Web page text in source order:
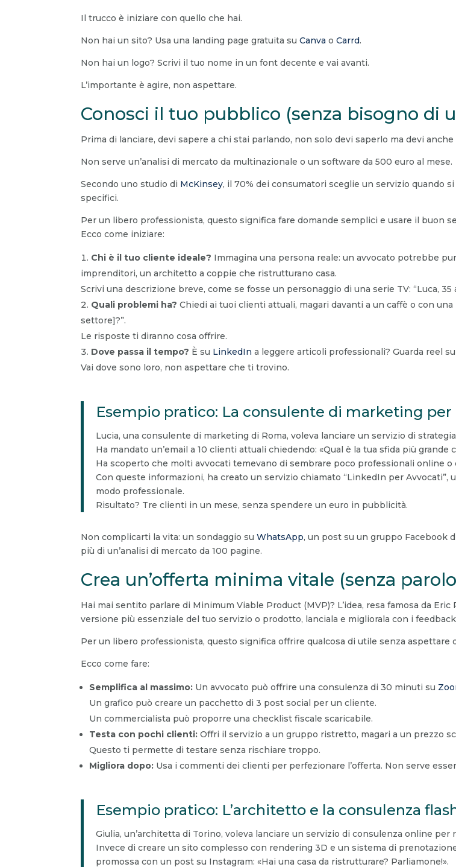
Il trucco è iniziare con quello che hai.
Non hai un sito? Usa una landing page gratuita suCanva oCarrd.
Non hai un logo? Scrivi il tuo nome in un font decente e vai avanti.
L’importante è agire, non aspettare.
Conosci il tuo pubblico (senza bisogno di
Prima di lanciare, devi sapere a chi stai parlando, non solo devi saperlo ma devi
Non serve un’analisi di mercato da multinazionale o un software da 500 euro al mese.
Secondo uno studio di McKinsey, il 70% dei consumatori sceglie un servizio quando
specifici.
Per un libero professionista, questo significa fare domande semplici e usare il buon
Ecco come iniziare:
Chi è il tuo cliente ideale? Immagina una persona reale: un avvocato potrebbe
imprenditori, un architetto a coppie che ristrutturano casa.
Scrivi una descrizione breve, come se fosse un personaggio di una serie TV: “Luca,
Quali problemi ha? Chiedi ai tuoi clienti attuali, magari davanti a un caffè o con
settore]?”.
Le risposte ti diranno cosa offrire.
Dove passa il tempo? È su LinkedIn a leggere articoli professionali? Guarda reel
Vai dove sono loro, non aspettare che ti trovino.
Esempio pratico: La consulente di marketing per
Lucia, una consulente di marketing di Roma, voleva lanciare un servizio di
Ha mandato un’email a 10 clienti attuali chiedendo: «Qual è la tua sfida più grande
Ha scoperto che molti avvocati temevano di sembrare poco professionali online
Con queste informazioni, ha creato un servizio chiamato “LinkedIn per
modo professionale.
Risultato? Tre clienti in un mese, senza spendere un euro in pubblicità.
Non complicarti la vita: un sondaggio suWhatsApp, un post su un gruppo Facebook
più di un’analisi di mercato da 100 pagine.
Crea un’offerta minima vitale (senza
Hai mai sentito parlare di Minimum Viable Product (MVP)? L’idea, resa famosa da Eric
versione più essenziale del tuo servizio o prodotto, lanciala e migliorala con i
Per un libero professionista, questo significa offrire qualcosa di utile senza aspettare
Ecco come fare:
Semplifica al massimo: Un avvocato può offrire una consulenza di 30 minuti su
Un grafico può creare un pacchetto di 3 post social per un cliente.
Un commercialista può proporre una checklist fiscale scaricabile.
Testa con pochi clienti: Offri il servizio a un gruppo ristretto, magari a un prezzo
Questo ti permette di testare senza rischiare troppo.
Migliora dopo: Usa i commenti dei clienti per perfezionare l’offerta. Non serve
Esempio pratico: L’architetto e la consulenza
Giulia, un’architetta di Torino, voleva lanciare un servizio di consulenza online per
Invece di creare un sito complesso con rendering 3D e un sistema di
promossa con un post su Instagram: «Hai una casa da ristrutturare? Parliamone!».